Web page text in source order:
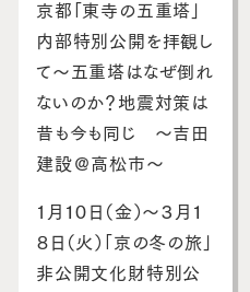
京都「東寺の五重塔」
内部特別公開を拝観し
て～五重塔はなぜ倒れ
ないのか？地震対策は
昔も今も同じ ～吉田
建設＠高松市～
1月１０日（金）～３月１
８日（火）「京の冬の旅」
非公開文化財特別公